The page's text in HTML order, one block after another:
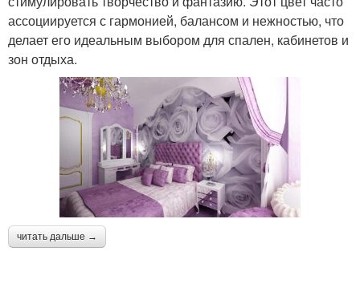
ассоциируется с гармонией, балансом и нежностью, что
делает его идеальным выбором для спален, кабинетов и
зон отдыха.
читать дальше →